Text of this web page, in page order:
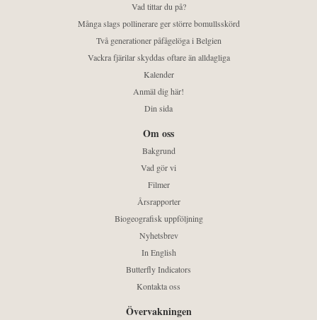
Vad tittar du på?
Många slags pollinerare ger större bomullsskörd
Två generationer påfågelöga i Belgien
Vackra fjärilar skyddas oftare än alldagliga
Kalender
Anmäl dig här!
Din sida
Om oss
Bakgrund
Vad gör vi
Filmer
Årsrapporter
Biogeografisk uppföljning
Nyhetsbrev
In English
Butterfly Indicators
Kontakta oss
Övervakningen